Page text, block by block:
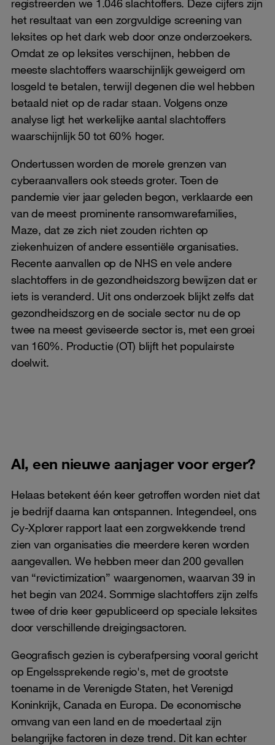
registreerden we 1.046 slachtoffers. Deze cijfers zijn
het resultaat van een zorgvuldige screening van
leksites op het dark web door onze onderzoekers.
Omdat ze op leksites verschijnen, hebben de
meeste slachtoffers waarschijnlijk geweigerd om
losgeld te betalen, terwijl degenen die wel hebben
betaald niet op de radar staan. Volgens onze
analyse ligt het werkelijke aantal slachtoffers
waarschijnlijk 50 tot 60% hoger.
Ondertussen worden de morele grenzen van
cyberaanvallers ook steeds groter. Toen de
pandemie vier jaar geleden begon, verklaarde een
van de meest prominente ransomwarefamilies,
Maze, dat ze zich niet zouden richten op
ziekenhuizen of andere essentiële organisaties.
Recente aanvallen op de NHS en vele andere
slachtoffers in de gezondheidszorg bewijzen dat er
iets is veranderd. Uit ons onderzoek blijkt zelfs dat
gezondheidszorg en de sociale sector nu de op
twee na meest geviseerde sector is, met een groei
van 160%. Productie (OT) blijft het populairste
doelwit.
AI, een nieuwe aanjager voor erger?
Helaas betekent één keer getroffen worden niet dat
je bedrijf daarna kan ontspannen. Integendeel, ons
Cy-Xplorer rapport laat een zorgwekkende trend
zien van organisaties die meerdere keren worden
aangevallen. We hebben meer dan 200 gevallen
van “revictimization” waargenomen, waarvan 39 in
het begin van 2024. Sommige slachtoffers zijn zelfs
twee of drie keer gepubliceerd op speciale leksites
door verschillende dreigingsactoren.
Geografisch gezien is cyberafpersing vooral gericht
op Engelssprekende regio's, met de grootste
toename in de Verenigde Staten, het Verenigd
Koninkrijk, Canada en Europa. De economische
omvang van een land en de moedertaal zijn
belangrijke factoren in deze trend. Dit kan echter